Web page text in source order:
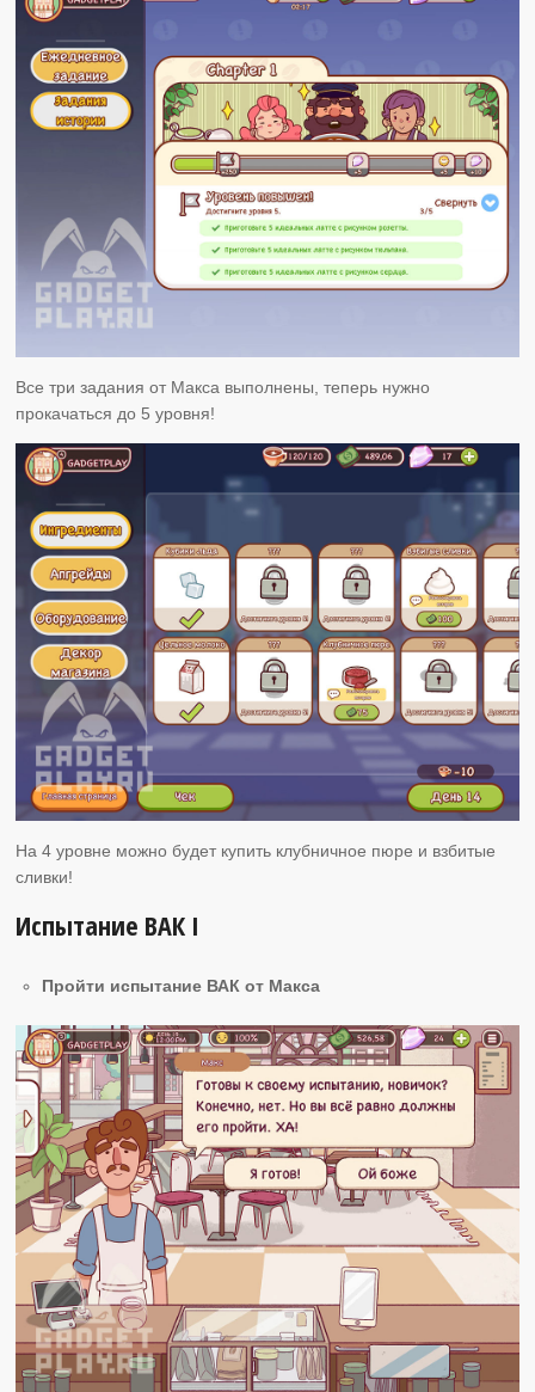
Все три задания от Макса выполнены, теперь нужно
прокачаться до 5 уровня!
На 4 уровне можно будет купить клубничное пюре и взбитые
сливки!
Испытание ВАК I
Пройти испытание ВАК от Макса